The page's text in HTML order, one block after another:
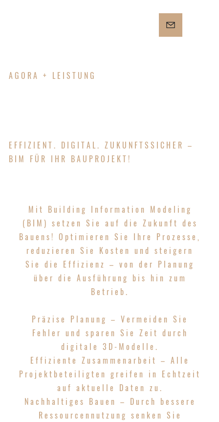
AGORA + LEISTUNG
EFFIZIENT. DIGITAL. ZUKUNFTSSICHER –
BIM FÜR IHR BAUPROJEKT!
Mit Building Information Modeling
(BIM) setzen Sie auf die Zukunft des
Bauens! Optimieren Sie Ihre Prozesse,
reduzieren Sie Kosten und steigern
Sie die Effizienz – von der Planung
über die Ausführung bis hin zum
Betrieb.
Präzise Planung – Vermeiden Sie
Fehler und sparen Sie Zeit durch
digitale 3D-Modelle.
Effiziente Zusammenarbeit – Alle
Projektbeteiligten greifen in Echtzeit
auf aktuelle Daten zu.
Nachhaltiges Bauen – Durch bessere
Ressourcennutzung senken Sie